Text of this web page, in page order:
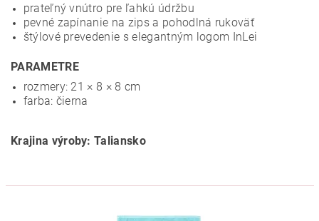
prateľný vnútro pre ľahkú údržbu
pevné zapínanie na zips a pohodlná rukoväť
štýlové prevedenie s elegantným logom InLei
PARAMETRE
rozmery: 21 × 8 × 8 cm
farba: čierna
Krajina výroby: Taliansko